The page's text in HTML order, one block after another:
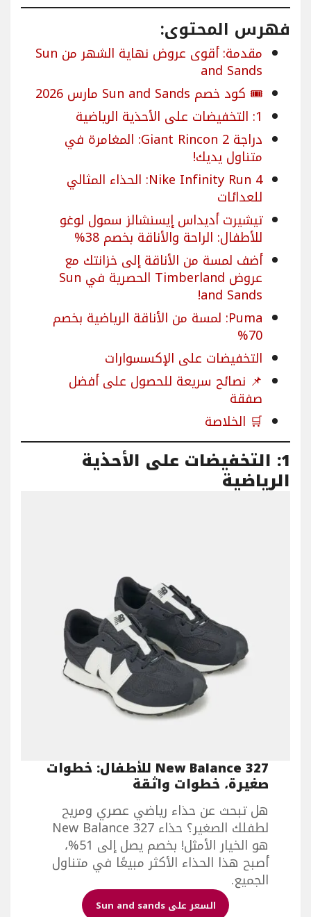
فهرس المحتوى:
مقدمة: أقوى عروض نهاية الشهر من Sun
and Sands
🎟️ كود خصم Sun and Sands مارس 2026
1: التخفيضات على الأحذية الرياضية
دراجة Giant Rincon 2: المغامرة في
متناول يديك!
Nike Infinity Run 4: الحذاء المثالي
للعدائات
تيشيرت أديداس إيسنشالز سمول لوغو
للأطفال: الراحة والأناقة بخصم 38%
أضف لمسة من الأناقة إلى خزانتك مع
عروض Timberland الحصرية في Sun
and Sands!
Puma: لمسة من الأناقة الرياضية بخصم
70%
التخفيضات على الإكسسوارات
📌 نصائح سريعة للحصول على أفضل
صفقة
🛒 الخلاصة
1: التخفيضات على الأحذية
الرياضية
New Balance 327 للأطفال: خطوات
صغيرة، خطوات واثقة
هل تبحث عن حذاء رياضي عصري ومريح
لطفلك الصغير؟ حذاء New Balance 327
هو الخيار الأمثل! بخصم يصل إلى 51%،
أصبح هذا الحذاء الأكثر مبيعًا في متناول
الجميع.
السعر على Sun and sands